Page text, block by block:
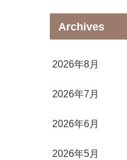
Archives
2026年8月
2026年7月
2026年6月
2026年5月